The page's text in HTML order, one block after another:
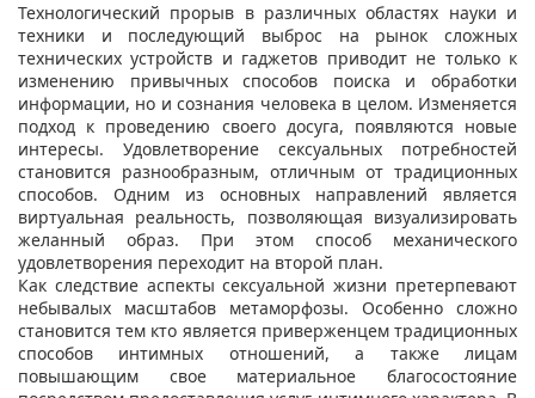
Технологический прорыв в различных областях науки и
техники и последующий выброс на рынок сложных
технических устройств и гаджетов приводит не только к
изменению привычных способов поиска и обработки
информации, но и сознания человека в целом. Изменяется
подход к проведению своего досуга, появляются новые
интересы. Удовлетворение сексуальных потребностей
становится разнообразным, отличным от традиционных
способов. Одним из основных направлений является
виртуальная реальность, позволяющая визуализировать
желанный образ. При этом способ механического
удовлетворения переходит на второй план.
Как следствие аспекты сексуальной жизни претерпевают
небывалых масштабов метаморфозы. Особенно сложно
становится тем кто является приверженцем традиционных
способов интимных отношений, а также лицам
повышающим свое материальное благосостояние